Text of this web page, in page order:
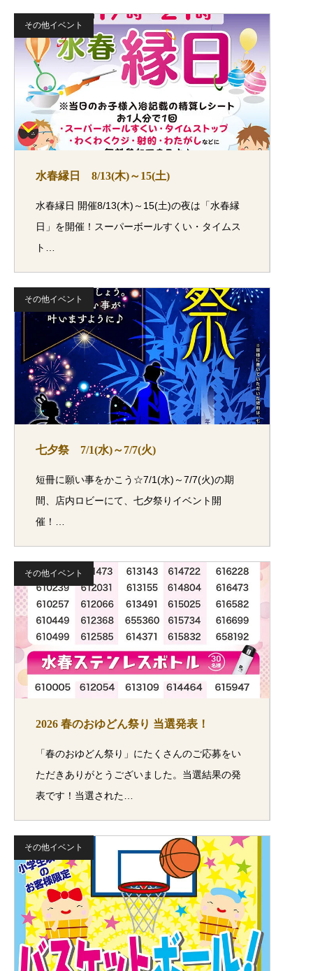
その他イベント
水春縁日 8/13(木)～15(土)
水春縁日 開催8/13(木)～15(土)の夜は「水春縁
日」を開催！スーパーボールすくい・タイムス
ト…
その他イベント
七夕祭 7/1(水)～7/7(火)
短冊に願い事をかこう☆7/1(水)～7/7(火)の期
間、店内ロビーにて、七夕祭りイベント開
催！…
その他イベント
2026 春のおゆどん祭り 当選発表！
「春のおゆどん祭り」にたくさんのご応募をい
ただきありがとうございました。当選結果の発
表です！当選された…
その他イベント